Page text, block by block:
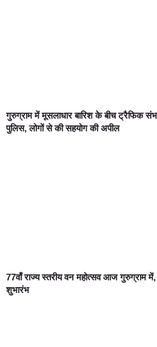
गुरुग्राम में मूसलाधार बारिश के बीच ट्रैफिक
पुलिस, लोगों से की सहयोग की अपील
77वाँ राज्य स्तरीय वन महोत्सव आज गुरुग्राम
शुभारंभ